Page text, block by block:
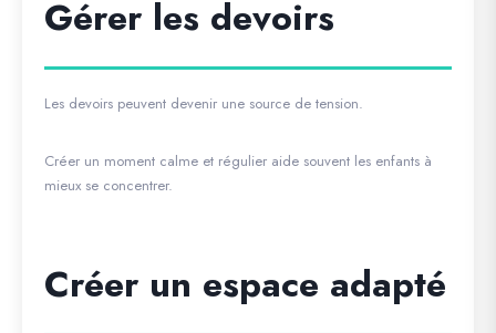
Gérer les devoirs
Les devoirs peuvent devenir une source de tension.
Créer un moment calme et régulier aide souvent les enfants à
mieux se concentrer.
Créer un espace adapté